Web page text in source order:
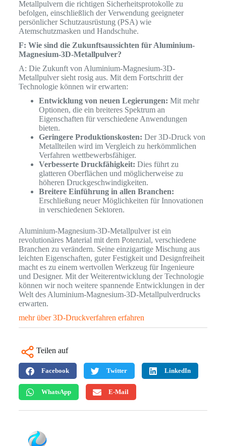
Metallpulvern die richtigen Sicherheitsprotokolle zu
befolgen, einschließlich der Verwendung geeigneter
persönlicher Schutzausrüstung (PSA) wie
Atemschutzmasken und Handschuhe.
F: Wie sind die Zukunftsaussichten für Aluminium-
Magnesium-3D-Metallpulver?
A: Die Zukunft von Aluminium-Magnesium-3D-
Metallpulver sieht rosig aus. Mit dem Fortschritt der
Technologie können wir erwarten:
Entwicklung von neuen Legierungen: Mit mehr
Optionen, die ein breiteres Spektrum an
Eigenschaften für verschiedene Anwendungen
bieten.
Geringere Produktionskosten: Der 3D-Druck von
Metallteilen wird im Vergleich zu herkömmlichen
Verfahren wettbewerbsfähiger.
Verbesserte Druckfähigkeit: Dies führt zu
glatteren Oberflächen und möglicherweise zu
höheren Druckgeschwindigkeiten.
Breitere Einführung in allen Branchen:
Erschließung neuer Möglichkeiten für Innovationen
in verschiedenen Sektoren.
Aluminium-Magnesium-3D-Metallpulver ist ein
revolutionäres Material mit dem Potenzial, verschiedene
Branchen zu verändern. Seine einzigartige Mischung aus
leichten Eigenschaften, guter Festigkeit und Designfreiheit
macht es zu einem wertvollen Werkzeug für Ingenieure
und Designer. Mit der Weiterentwicklung der Technologie
können wir noch weitere spannende Entwicklungen in der
Welt des Aluminium-Magnesium-3D-Metallpulverdrucks
erwarten.
mehr über 3D-Druckverfahren erfahren
Teilen auf
Facebook Twitter LinkedIn
WhatsApp E-Mail